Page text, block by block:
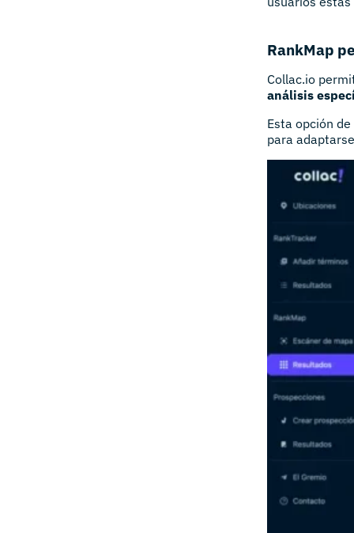
RankMap
Collac.io
análisis
Esta opción
para